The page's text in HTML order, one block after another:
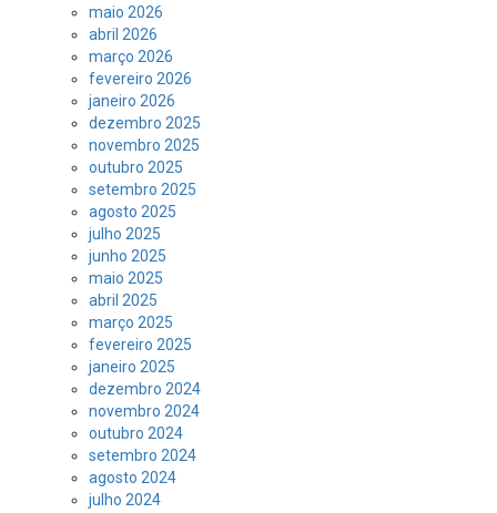
maio 2026
abril 2026
março 2026
fevereiro 2026
janeiro 2026
dezembro 2025
novembro 2025
outubro 2025
setembro 2025
agosto 2025
julho 2025
junho 2025
maio 2025
abril 2025
março 2025
fevereiro 2025
janeiro 2025
dezembro 2024
novembro 2024
outubro 2024
setembro 2024
agosto 2024
julho 2024